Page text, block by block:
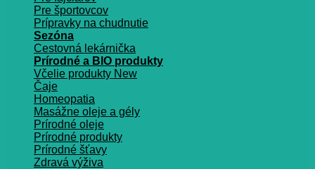
Pre športovcov
Prípravky na chudnutie
Sezóna
Cestovná lekárnička
Prírodné a BIO produkty
Včelie produkty
Čaje
Homeopatia
Masážne oleje a gély
Prírodné oleje
Prírodné produkty
Prírodné šťavy
Zdravá výživa